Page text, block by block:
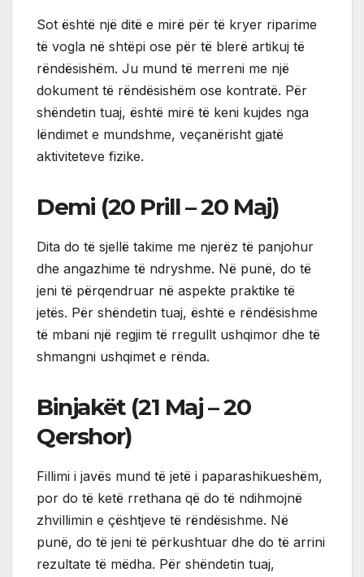
Sot është një ditë e mirë për të kryer riparime
të vogla në shtëpi ose për të blerë artikuj të
rëndësishëm. Ju mund të merreni me një
dokument të rëndësishëm ose kontratë. Për
shëndetin tuaj, është mirë të keni kujdes nga
lëndimet e mundshme, veçanërisht gjatë
aktiviteteve fizike.
Demi (20 Prill – 20 Maj)
Dita do të sjellë takime me njerëz të panjohur
dhe angazhime të ndryshme. Në punë, do të
jeni të përqendruar në aspekte praktike të
jetës. Për shëndetin tuaj, është e rëndësishme
të mbani një regjim të rregullt ushqimor dhe të
shmangni ushqimet e rënda.
Binjakët (21 Maj – 20
Qershor)
Fillimi i javës mund të jetë i paparashikueshëm,
por do të ketë rrethana që do të ndihmojnë
zhvillimin e çështjeve të rëndësishme. Në
punë, do të jeni të përkushtuar dhe do të arrini
rezultate të mëdha. Për shëndetin tuaj,